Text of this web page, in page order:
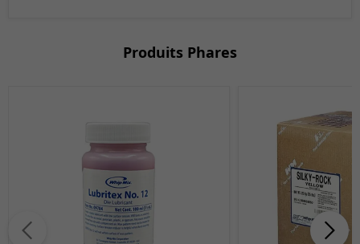
Produits Phares